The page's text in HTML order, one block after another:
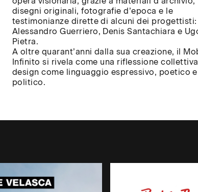
disegni originali, fotografie d’epoca e le
testimonianze dirette di alcuni dei progettisti:
Alessandro Guerriero, Denis Santachiara e
Pietra.
A oltre quarant’anni dalla sua creazione, il
Infinito si rivela come una riflessione collettiva
design come linguaggio espressivo, poetico e
politico.
degli Studi di Milano
di Milano 2026